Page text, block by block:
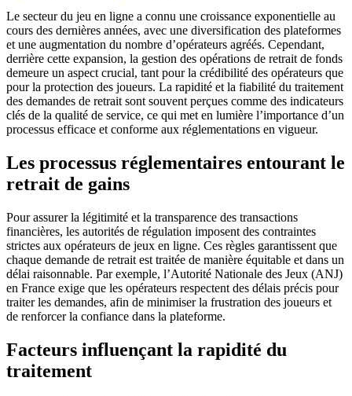
Le secteur du jeu en ligne a connu une croissance exponentielle au
cours des dernières années, avec une diversification des plateformes
et une augmentation du nombre d’opérateurs agréés. Cependant,
derrière cette expansion, la gestion des opérations de retrait de fonds
demeure un aspect crucial, tant pour la crédibilité des opérateurs que
pour la protection des joueurs. La rapidité et la fiabilité du traitement
des demandes de retrait sont souvent perçues comme des indicateurs
clés de la qualité de service, ce qui met en lumière l’importance d’un
processus efficace et conforme aux réglementations en vigueur.
Les processus réglementaires entourant le
retrait de gains
Pour assurer la légitimité et la transparence des transactions
financières, les autorités de régulation imposent des contraintes
strictes aux opérateurs de jeux en ligne. Ces règles garantissent que
chaque demande de retrait est traitée de manière équitable et dans un
délai raisonnable. Par exemple, l’Autorité Nationale des Jeux (ANJ)
en France exige que les opérateurs respectent des délais précis pour
traiter les demandes, afin de minimiser la frustration des joueurs et
de renforcer la confiance dans la plateforme.
Facteurs influençant la rapidité du
traitement